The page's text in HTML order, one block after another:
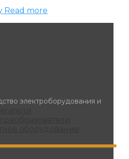
оборудование
Read more
электроборудования и